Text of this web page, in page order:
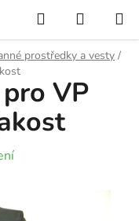
Hledat
KOŠÍK
prostředky a vesty /
VP